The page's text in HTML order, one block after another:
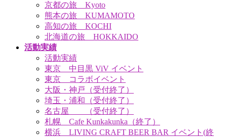
京都の旅 Kyoto
熊本の旅 KUMAMOTO
高知の旅 KOCHI
北海道の旅 HOKKAIDO
活動実績
活動実績
東京 中目黒 ViV イベント
東京 コラボイベント
大阪・神戸（受付終了）
埼玉・浦和（受付終了）
名古屋 （受付終了）
札幌 Cafe Kunkakunka（終了）
横浜 LIVING CRAFT BEER BAR イベント(終